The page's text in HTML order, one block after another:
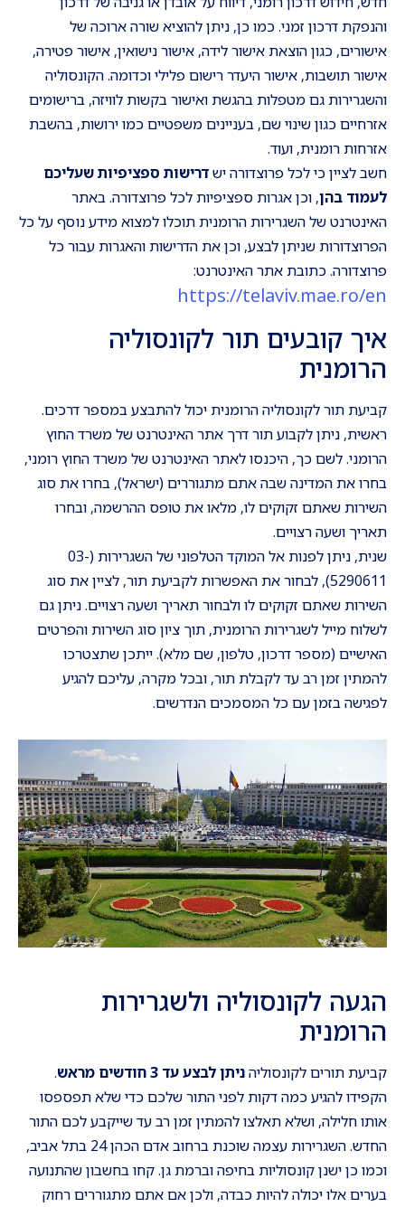
והנפקת דרכון זמני. כמו כן, ניתן להוציא שורה ארוכה של
אישורים, כגון הוצאת אישור לידה, אישור נישואין, אישור פטירה,
אישור תושבות, אישור היעדר רישום פלילי וכדומה. הקונסוליה
והשגרירות גם מטפלות בהגשת ואישור בקשות לוויזה, ברישומים
אזרחיים כגון שינוי שם, בעניינים משפטיים כמו ירושות, בהשבת
אזרחות רומנית, ועוד.
חשב לציין כי לכל פרוצדורה ישדרישות ספציפיות שעליכם
לעמוד בהן, וכן אגרות ספציפיות לכל פרוצדורה. באתר
האינטרנט של השגרירות הרומנית תוכלו למצוא מידע נוסף על כל
הפרוצדורות שניתן לבצע, וכן את הדרישות והאגרות עבור כל
פרוצדורה. כתובת אתר האינטרנט:
https://telaviv.mae.ro/en
איך קובעים תור לקונסוליה
הרומנית
קביעת תור לקונסוליה הרומנית יכול להתבצע במספר דרכים.
ראשית, ניתן לקבוע תור דרך אתר האינטרנט של משרד החוץ
הרומני. לשם כך, היכנסו לאתר האינטרנט של משרד החוץ רומני,
בחרו את המדינה שבה אתם מתגוררים (ישראל), בחרו את סוג
השירות שאתם זקוקים לו, מלאו את טופס ההרשמה, ובחרו
תאריך ושעה רצויים.
שנית, ניתן לפנות אל המוקד הטלפוני של השגרירות (03-
5290611), לבחור את האפשרות לקביעת תור, לציין את סוג
השירות שאתם זקוקים לו ולבחור תאריך ושעה רצויים. ניתן גם
לשלוח מייל לשגרירות הרומנית, תוך ציון סוג השירות והפרטים
האישיים (מספר דרכון, טלפון, שם מלא). ייתכן שתצטרכו
להמתין זמן רב עד לקבלת תור, ובכל מקרה, עליכם להגיע
לפגישה בזמן עם כל המסמכים הנדרשים.
הגעה לקונסוליה ולשגרירות
הרומנית
קביעת תורים לקונסוליהניתן לבצע עד 3 חודשים מראש
.
הקפידו להגיע כמה דקות לפני התור שלכם כדי שלא תפספסו
אותו חלילה, ושלא תאלצו להמתין זמן רב עד שייקבע לכם התור
החדש. השגרירות עצמה שוכנת ברחוב אדם הכהן 24 בתל אביב,
וכמו כן ישנן קונסוליות בחיפה וברמת גן. קחו בחשבון שהתנועה
בערים אלו יכולה להיות כבדה, ולכן אם אתם מתגוררים רחוק